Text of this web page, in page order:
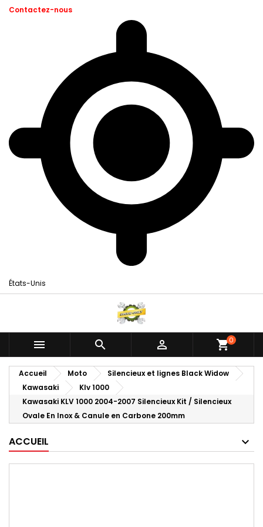
Contactez-nous
États-Unis
   shopping_cart0
Accueil Moto
Silencieux et lignes Black Widow
Kawasaki
Klv 1000
Kawasaki KLV 1000 2004-2007 Silencieux Kit / Silencieux
Ovale En Inox & Canule en Carbone 200mm
ACCUEIL